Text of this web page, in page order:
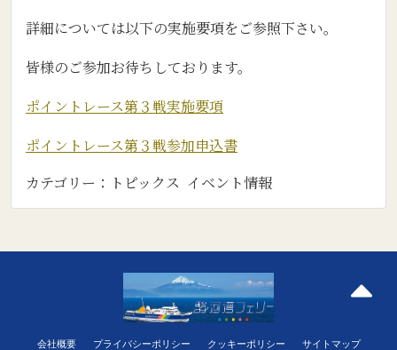
詳細については以下の実施要項をご参照下さい。
皆様のご参加お待ちしております。
ポイントレース第３戦実施要項
ポイントレース第３戦参加申込書
カテゴリー： トピックス イベント情報
会社概要 プライバシーポリシー クッキーポリシー サイトマップ